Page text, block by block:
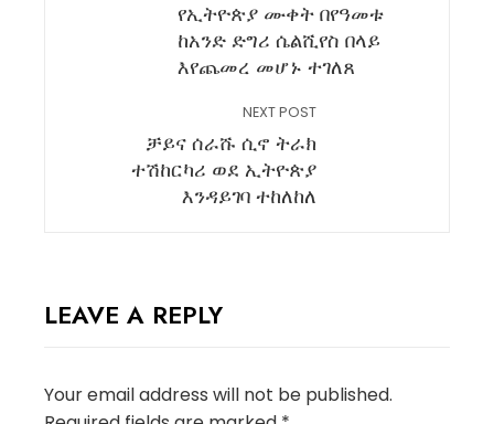
የኢትዮጵያ ሙቀት በየዓመቱ
ከአንድ ድግሪ ሴልሺየስ በላይ
እየጨመረ መሆኑ ተገለጸ
NEXT POST
ቻይና ሰራሹ ሲኖ ትራክ
ተሽከርካሪ ወደ ኢትዮጵያ
እንዳይገባ ተከለከለ
LEAVE A REPLY
Your email address will not be published.